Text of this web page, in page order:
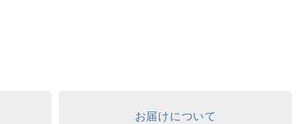
お届けについて